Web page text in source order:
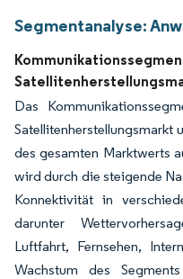
Segmentanalyse:
Das
Satellitenherstellungsmarkt
des gesamten Marktwerts
wird durch die steigende
Konnektivität in
darunter
Luftfahrt, Fernsehen,
Wachstum des